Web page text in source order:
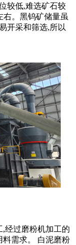
较低,难选矿石较
右。黑钨矿储量虽
开采和筛选,所以
经过磨粉机加工的
料需求。 白泥磨粉